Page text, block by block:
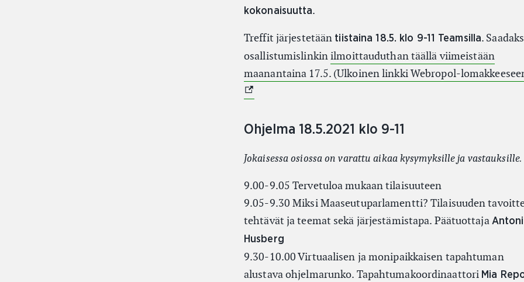
kokonaisuutta.
Treffit järjestetään tiistaina 18.5. klo 9-11 Teamsilla.
osallistumislinkinilmoittauduthan täällä viimeistään
maanantaina 17.5. (Ulkoinen linkki Webropol-
Ohjelma 18.5.2021 klo 9-11
Jokaisessa osiossa on varattu aikaa kysymyksille ja vastauksille.
9.00-9.05 Tervetuloa mukaan tilaisuuteen
9.05-9.30 Miksi Maaseutuparlamentti? Tilaisuuden
tehtävät ja teemat sekä järjestämistapa. Päätuottaja
Husberg
9.30-10.00 Virtuaalisen ja monipaikkaisen tapahtuman
alustava ohjelmarunko. Tapahtumakoordinaattori Mia